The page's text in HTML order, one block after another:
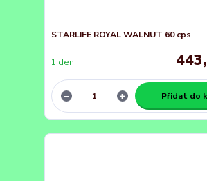
STARLIFE ROYAL WALNUT 60 cps
1 den
Přidat do